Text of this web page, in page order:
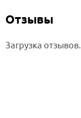
Отзывы
Загрузка отзывов...